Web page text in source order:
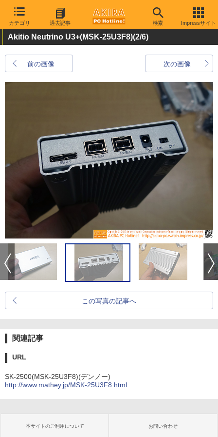
カテゴリ 過去記事 検索 Impressサイト
Akitio Neutrino U3+(MSK-25U3F8)(2/6)
前の画像 次の画像
この写真の記事へ
関連記事
URL
SK-2500(MSK-25U3F8)(デンノー)
http://www.mathey.jp/MSK-25U3F8.html
本サイトのご利用について お問い合わせ